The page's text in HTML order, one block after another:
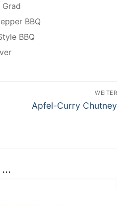
BBQ
BBQ
WEITER
Nächster
Apfel-Curry Chutney